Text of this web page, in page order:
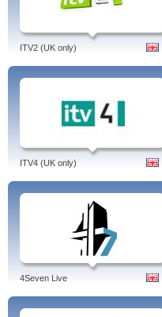
ITV2 (UK only)
ITV4 (UK only)
4Seven Live